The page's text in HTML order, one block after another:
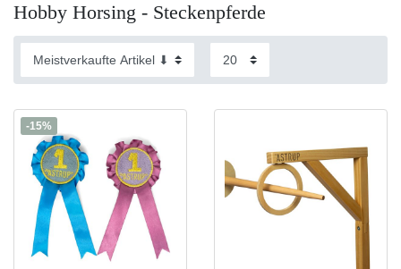
Hobby Horsing - Steckenpferde
-15%